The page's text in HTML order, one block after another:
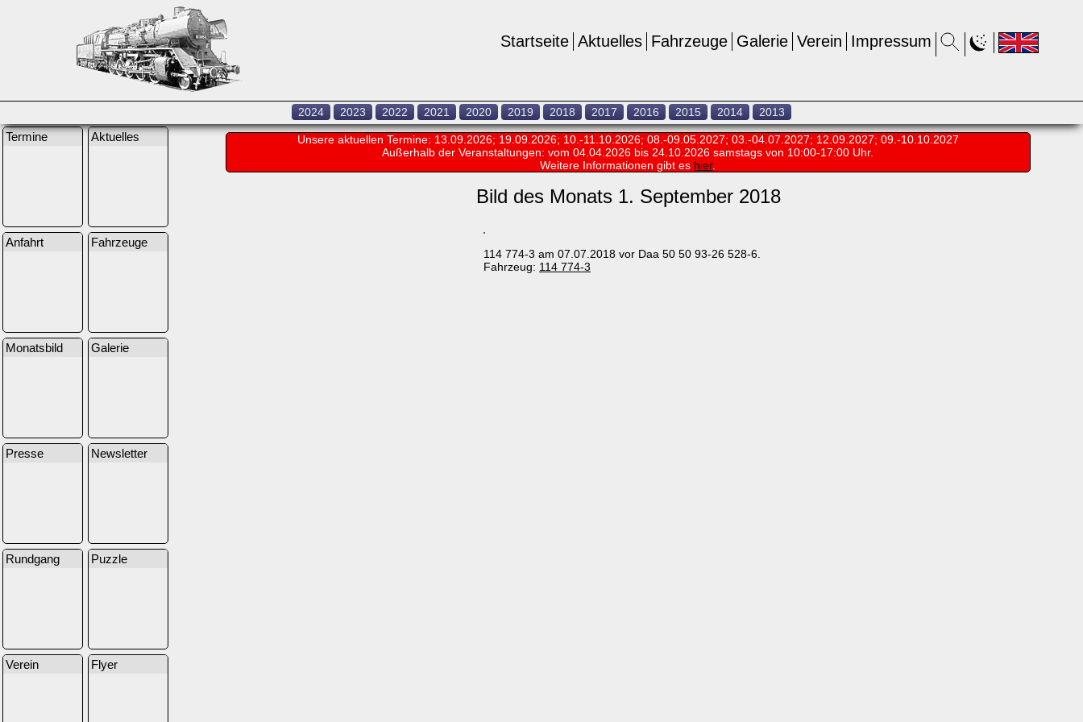
Impressum
Verein
Galerie
Fahrzeuge
Aktuelles
Startseite
2024 2023 2022 2021 2020 2019 2018 2017 2016 2015 2014 2013
Termine Aktuelles
Anfahrt Fahrzeuge
Monatsbild Galerie
Presse Newsletter
Rundgang Puzzle
Verein Flyer
Unsere aktuellen Termine: 13.09.2026; 19.09.2026; 10.-11.10.2026; 08.-09.05.2027; 03.-04.07.2027; 12.09.2027; 09.-10.10.2027
Außerhalb der Veranstaltungen:vom 04.04.2026 bis 24.10.2026 samstags von 10:00-17:00 Uhr.
Weitere Informationen gibt es hier.
Bild des Monats 1. September 2018
114 774-3 am 07.07.2018 vor Daa 50 50 93-26 528-6.
Fahrzeug: 114 774-3